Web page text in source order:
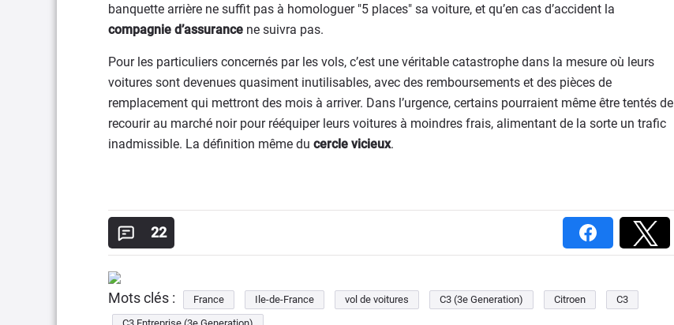
banquette arrière ne suffit pas à homologuer "5 places" sa voiture, et qu’en cas d’accident la
compagnie d’assurance ne suivra pas.
Pour les particuliers concernés par les vols, c’est une véritable catastrophe dans la mesure où leurs
voitures sont devenues quasiment inutilisables, avec des remboursements et des pièces de
remplacement qui mettront des mois à arriver. Dans l’urgence, certains pourraient même être tentés de
recourir au marché noir pour rééquiper leurs voitures à moindres frais, alimentant de la sorte un trafic
inadmissible. La définition même du cercle vicieux.
22
Mots clés : France Ile-de-France vol de voitures C3 (3e Generation) Citroen
C3